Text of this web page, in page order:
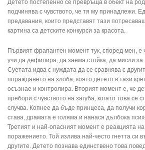
Детето постепенно се превръща в обект на
подчинява с чувството, че тя му принадлежи.
предавания, които представят тази
картина са детските конкурси за красота.
Първият фрапантен момент тук, според мен, е
учи да дефилира, да заема стойка, да мисли
Суетата идва с нуждата да се сравнява с
пораждането на злоба, която детето в тази
осъзнае и контролира. Вторият момент е, че
пребори с чувството на загуба, когато това се
случва. Копнее да бъде принцеса, да получи
става, драмата е голяма и нанася дълбока
Третият и най-опасният момент е реакцията
поражението. Той излива най-често гнетта си
другите. Детето познава единствено това